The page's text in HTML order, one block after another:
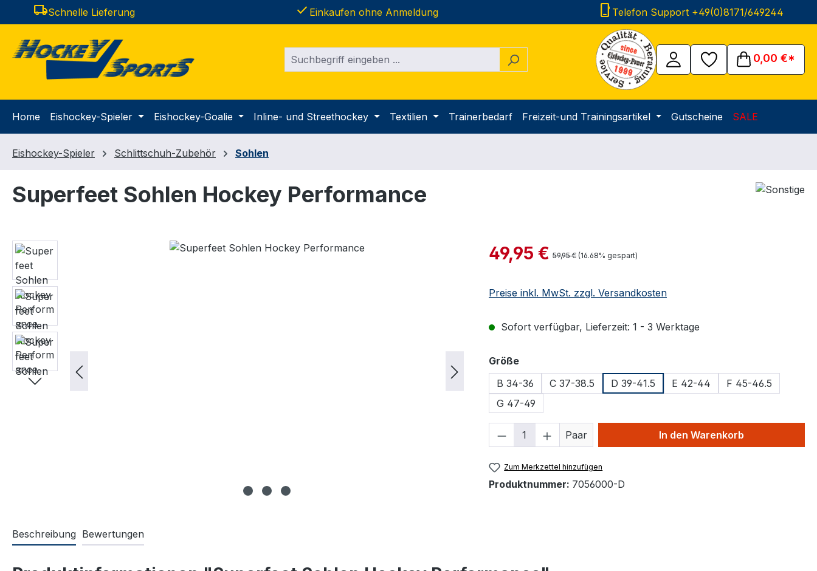
Hauptinhalt springen
Zur Suche springen
Zur Hauptnavigation springen
local_shippingSchnelle Lieferung done Einkaufen ohne Anmeldung phone_iphone Telefon Support +49(0)8171/649244
0,00 €*
Home Eishockey-Spieler Eishockey-Goalie Inline- und Streethockey Textilien Trainerbedarf Freizeit-und Trainingsartikel Gutscheine SALE
Eishockey-Spieler Schlittschuh-Zubehör Sohlen
Superfeet Sohlen Hockey Performance
Bildergalerie überspringen Verkaufspreis:
49,95 € Regulärer Preis:
59,95 € (16.68% gespart)
Preise inkl. MwSt. zzgl. Versandkosten
Sofort verfügbar, Lieferzeit: 1 - 3 Werktage
Größeauswählen
B 34-36
C 37-38.5 D 39-41.5 E 42-44
F 45-46.5
G 47-49
Produkt Anzahl: Gib den gewünschten Wert
Paar In den Warenkorb
Zum Merkzettel hinzufügen
Produktnummer: 7056000-D
Beschreibung Bewertungen